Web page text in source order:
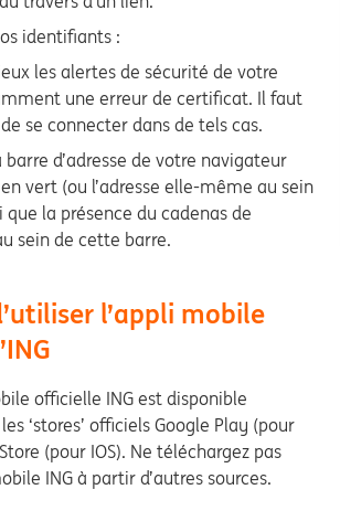
identifiants :
les alertes de sécurité de votre
une erreur de certificat. Il faut
se connecter dans de tels cas.
barre d’adresse de votre navigateur
vert (ou l’adresse elle-même au sein
que la présence du cadenas de
sein de cette barre.
l’appli mobile
officielle ING est disponible
‘stores’ officiels Google Play (pour
(pour IOS). Ne téléchargez pas
ING à partir d’autres sources.